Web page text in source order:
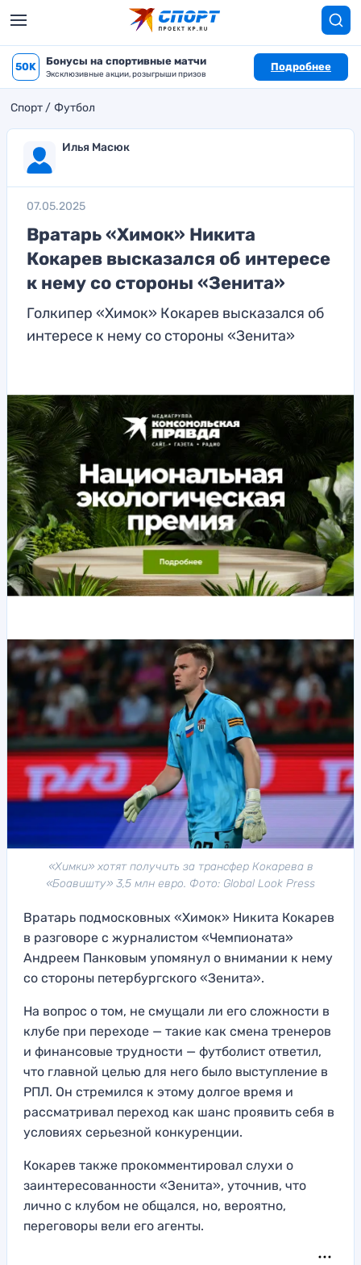
50K Бонусы на спортивные матчи
Эксклюзивные акции, розыгрыши призов
Подробнее
Спорт Футбол
Илья Масюк
07.05.2025
Вратарь «Химок» Никита
Кокарев высказался об интересе
к нему со стороны «Зенита»
Голкипер «Химок» Кокарев высказался об
интересе к нему со стороны «Зенита»
«Химки» хотят получить за трансфер Кокарева в
«Боавишту» 3,5 млн евро. Фото: Global Look Press
Вратарь подмосковных «Химок» Никита Кокарев
в разговоре с журналистом «Чемпионата»
Андреем Панковым упомянул о внимании к нему
со стороны петербургского «Зенита».
На вопрос о том, не смущали ли его сложности в
клубе при переходе — такие как смена тренеров
и финансовые трудности — футболист ответил,
что главной целью для него было выступление в
РПЛ. Он стремился к этому долгое время и
рассматривал переход как шанс проявить себя в
условиях серьезной конкуренции.
Кокарев также прокомментировал слухи о
заинтересованности «Зенита», уточнив, что
лично с клубом не общался, но, вероятно,
переговоры вели его агенты.